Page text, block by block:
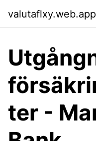
valutaflxy.web.app
ter -